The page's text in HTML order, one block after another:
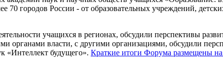
городов России - от образовательных учреждений,
учащихся в регионах, обсудили перспективы
органами власти, с другими организациями, обсудили
«Интеллект будущего». Краткие итоги Форума размещены